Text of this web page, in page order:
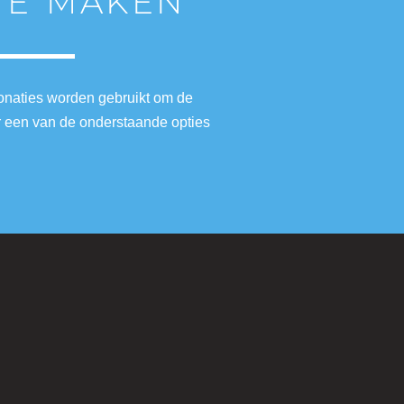
worden gebruikt om de
van de onderstaande opties